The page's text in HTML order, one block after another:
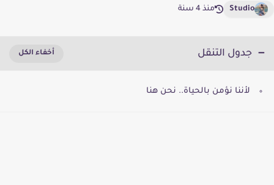
Studio منذ 4 سنة
جدول التنقل
لأننا نؤمن بالحياة.. نحن هنا